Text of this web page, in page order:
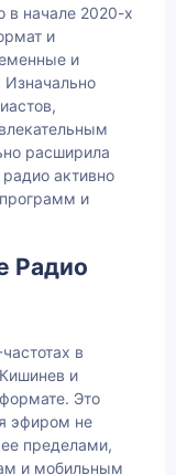
в начале 2020-х
и
и
расширила
активно
и
Радио
в
и
Это
эфиром не
пределами,
и мобильным